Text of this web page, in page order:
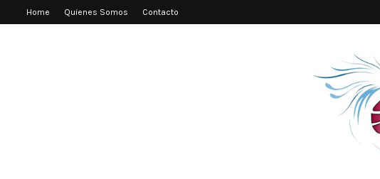
Home Quienes Somos Contacto